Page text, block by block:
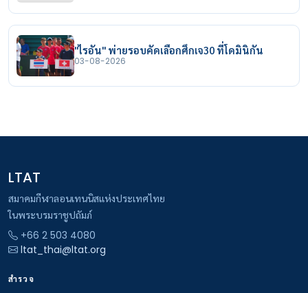
"ไรอัน" พ่ายรอบคัดเลือกศึกเจ30 ที่โดมินิกัน
03-08-2026
LTAT
สมาคมกีฬาลอนเทนนิสแห่งประเทศไทย
ในพระบรมราชูปถัมภ์
+66 2 503 4080
ltat_thai@ltat.org
สำรวจ